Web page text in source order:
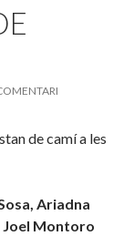
de camí a les
Ariadna
Joel Montoro